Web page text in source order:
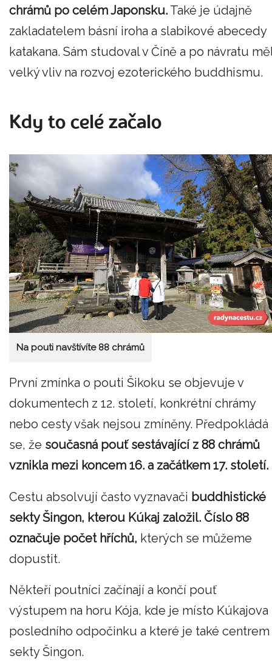
chrámů po celém Japonsku. Také je údajně
zakladatelem básní iroha a slabikové abecedy
katakana. Sám studoval v Číně a po návratu
velký vliv na rozvoj ezoterického buddhismu.
Kdy to celé začalo
Na pouti navštívíte 88 chrámů
První zmínka o pouti Šikoku se objevuje v
dokumentech z 12. století, konkrétní chrámy
nebo cesty však nejsou zmíněny. Předpokládá
se, že současná pouť sestávající z 88 chrámů
vznikla mezi koncem 16. a začátkem 17. století.
Cestu absolvují často vyznavači buddhistické
sekty Šingon, kterou Kúkaj založil. Číslo 88
označuje počet hříchů, kterých se můžeme
dopustit.
Někteří poutníci začínají a končí pouť
výstupem na horu Kója, kde je místo Kúkajova
posledního odpočinku a které je také centrem
sekty Šingon.